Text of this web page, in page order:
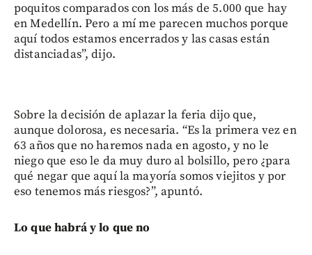
poquitos comparados con los más de 5.000 que hay
en Medellín. Pero a mí me parecen muchos porque
aquí todos estamos encerrados y las casas están
distanciadas”, dijo.
Sobre la decisión de aplazar la feria dijo que,
aunque dolorosa, es necesaria. “Es la primera vez en
63 años que no haremos nada en agosto, y no le
niego que eso le da muy duro al bolsillo, pero ¿para
qué negar que aquí la mayoría somos viejitos y por
eso tenemos más riesgos?”, apuntó.
Lo que habrá y lo que no